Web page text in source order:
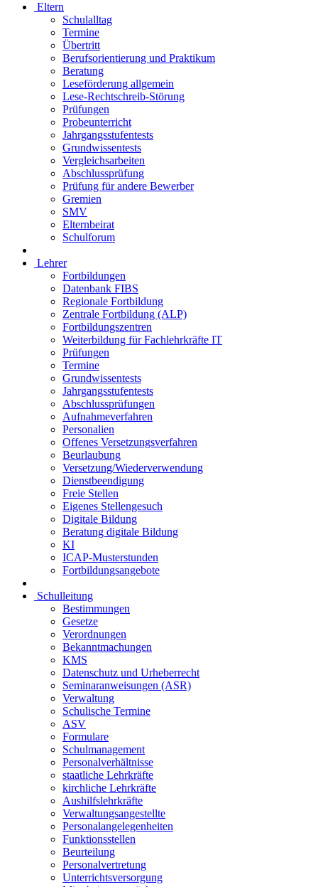
Eltern
Schulalltag
Termine
Übertritt
Berufsorientierung und Praktikum
Beratung
Leseförderung allgemein
Lese-Rechtschreib-Störung
Prüfungen
Probeunterricht
Jahrgangsstufentests
Grundwissentests
Vergleichsarbeiten
Abschlussprüfung
Prüfung für andere Bewerber
Gremien
SMV
Elternbeirat
Schulforum
Lehrer
Fortbildungen
Datenbank FIBS
Regionale Fortbildung
Zentrale Fortbildung (ALP)
Fortbildungszentren
Weiterbildung für Fachlehrkräfte IT
Prüfungen
Termine
Grundwissentests
Jahrgangsstufentests
Abschlussprüfungen
Aufnahmeverfahren
Personalien
Offenes Versetzungsverfahren
Beurlaubung
Versetzung/Wiederverwendung
Dienstbeendigung
Freie Stellen
Eigenes Stellengesuch
Digitale Bildung
Beratung digitale Bildung
KI
ICAP-Musterstunden
Fortbildungsangebote
Schulleitung
Bestimmungen
Gesetze
Verordnungen
Bekanntmachungen
KMS
Datenschutz und Urheberrecht
Seminaranweisungen (ASR)
Verwaltung
Schulische Termine
ASV
Formulare
Schulmanagement
Personalverhältnisse
staatliche Lehrkräfte
kirchliche Lehrkräfte
Aushilfslehrkräfte
Verwaltungsangestellte
Personalangelegenheiten
Funktionsstellen
Beurteilung
Personalvertretung
Unterrichtsversorgung